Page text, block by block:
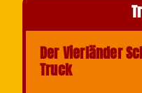
Der Vierländer
Truck